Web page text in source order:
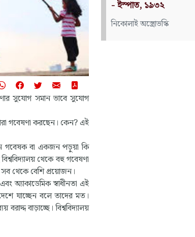
সুযোগ সমান ভাবে সুযোগ
গবেষণা করছেন। কেন? এই
গবেষক বা একজন পড়ুয়া কি
থেকে বহু গবেষণা
সব থেকে বেশি প্রয়োজন।
অ্যাকাডেমিক স্বাধীনতা এই
যাচ্ছেন বলে তাদের মত।
বাড়াচ্ছে। বিশ্ববিদ্যালয়
১৯৩২
অস্ত্রোভস্কি